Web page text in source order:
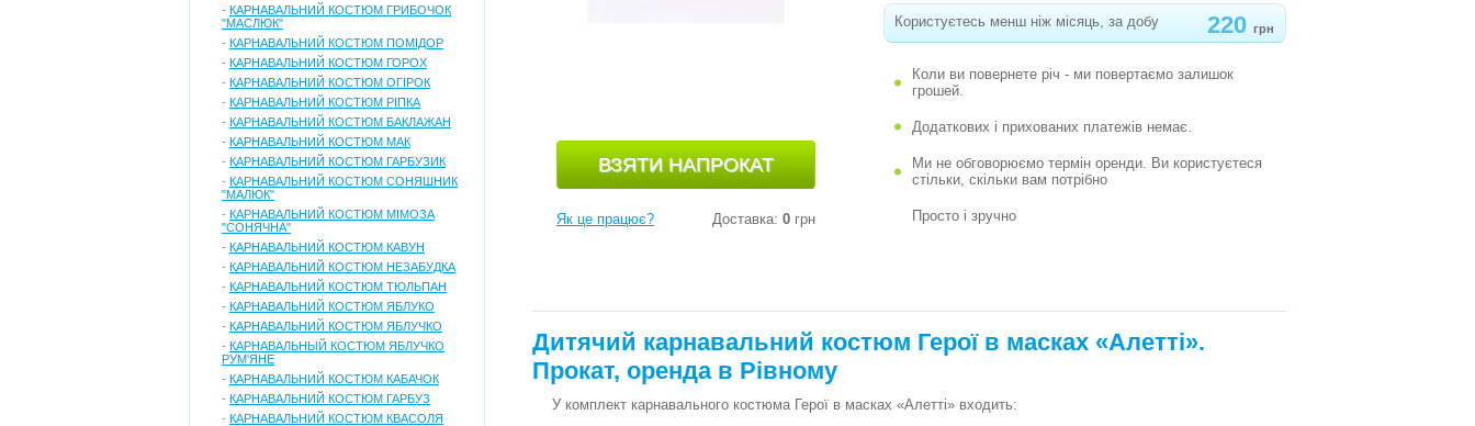
- КАРНАВАЛЬНИЙ КОСТЮМ ГРИБОЧОК
"МАСЛЮК"
- КАРНАВАЛЬНИЙ КОСТЮМ ПОМІДОР
- КАРНАВАЛЬНИЙ КОСТЮМ ГОРОХ
- КАРНАВАЛЬНИЙ КОСТЮМ ОГІРОК
- КАРНАВАЛЬНИЙ КОСТЮМ РІПКА
- КАРНАВАЛЬНИЙ КОСТЮМ БАКЛАЖАН
- КАРНАВАЛЬНИЙ КОСТЮМ МАК
- КАРНАВАЛЬНИЙ КОСТЮМ ГАРБУЗИК
- КАРНАВАЛЬНИЙ КОСТЮМ СОНЯШНИК
"МАЛЮК"
- КАРНАВАЛЬНИЙ КОСТЮМ МІМОЗА
"СОНЯЧНА"
- КАРНАВАЛЬНИЙ КОСТЮМ КАВУН
- КАРНАВАЛЬНИЙ КОСТЮМ НЕЗАБУДКА
- КАРНАВАЛЬНИЙ КОСТЮМ ТЮЛЬПАН
- КАРНАВАЛЬНИЙ КОСТЮМ ЯБЛУКО
- КАРНАВАЛЬНИЙ КОСТЮМ ЯБЛУЧКО
- КАРНАВАЛЬНЫЙ КОСТЮМ ЯБЛУЧКО
РУМ'ЯНЕ
- КАРНАВАЛЬНИЙ КОСТЮМ КАБАЧОК
- КАРНАВАЛЬНИЙ КОСТЮМ ГАРБУЗ
- КАРНАВАЛЬНИЙ КОСТЮМ КВАСОЛЯ
Як це працює? Доставка: 0 грн
Користуєтесь менш ніж місяць, за добу 220 грн
Коли ви повернете річ - ми повертаємо залишок
грошей.
Додаткових і прихованих платежів немає.
Ми не обговорюємо термін оренди. Ви користуєтеся
стільки, скільки вам потрібно
Просто і зручно
Дитячий карнавальний костюм Герої в масках «Алетті».
Прокат, оренда в Рівному
У комплект карнавального костюма Герої в масках «Алетті» входить: